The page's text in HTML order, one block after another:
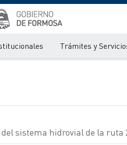
Trámites y
sistema hidrovial de la ruta